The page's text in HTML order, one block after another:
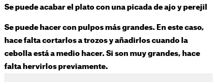
Se puede acabar el plato con una picada de ajo y perejil
Se puede hacer con pulpos más grandes. En este caso,
hace falta cortarlos a trozos y añadirlos cuando la
cebolla está a medio hacer. Si son muy grandes, hace
falta hervirlos previamente.